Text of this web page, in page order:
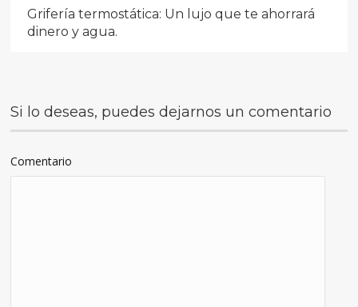
Grifería termostática: Un lujo que te ahorrará
dinero y agua.
Si lo deseas, puedes dejarnos un comentario
Comentario